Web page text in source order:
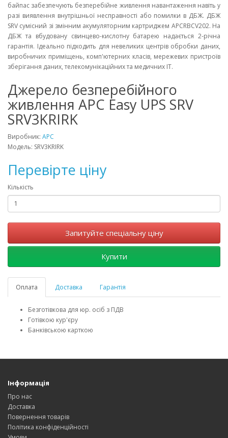
байпас забезпечують безперебійне живлення навантаження навіть у
разі виявлення внутрішньої несправності або помилки в ДБЖ. ДБЖ
SRV сумісний зі змінним акумуляторним картриджем APCRBCV202. На
ДБЖ та вбудовану свинцево-кислотну батарею надається 2-річна
гарантія. Ідеально підходить для невеликих центрів обробки даних,
виробничих приміщень, комп'ютерних класів, мережевих пристроїв
зберігання даних, телекомунікаційних та медичних ІТ.
Джерело безперебійного
живлення APC Easy UPS SRV
SRV3KRIRK
Виробник: APC
Модель: SRV3KRIRK
Перевірте ціну
Кількість
Запитуйте спеціальну ціну
Купити
Оплата Доставка Гарантія
Безготівкова для юр. осіб з ПДВ
Готівкою кур'єру
Банківською карткою
Інформація
Про нас
Доставка
Повернення товарів
Політика конфіденційності